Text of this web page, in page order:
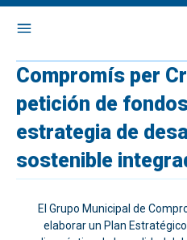
Compromís per
petición de
estrategia de
sostenible
El Grupo Municipal de
elaborar un Plan